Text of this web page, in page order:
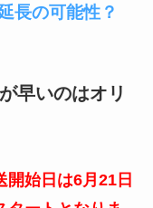
長の可能性？
早いのはオリ
始日は6月21日